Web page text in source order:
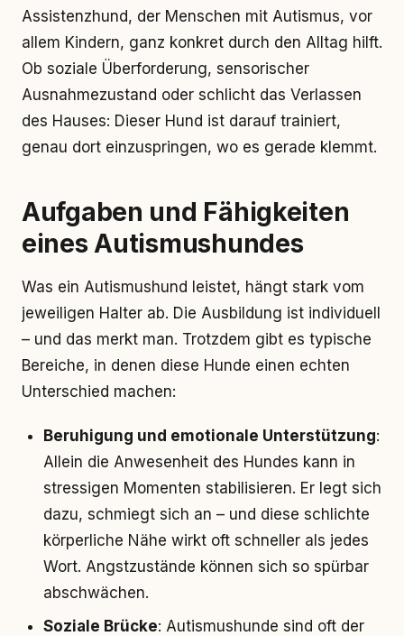
Assistenzhund, der Menschen mit Autismus, vor
allem Kindern, ganz konkret durch den Alltag hilft.
Ob soziale Überforderung, sensorischer
Ausnahmezustand oder schlicht das Verlassen
des Hauses: Dieser Hund ist darauf trainiert,
genau dort einzuspringen, wo es gerade klemmt.
Aufgaben und Fähigkeiten
eines Autismushundes
Was ein Autismushund leistet, hängt stark vom
jeweiligen Halter ab. Die Ausbildung ist individuell
– und das merkt man. Trotzdem gibt es typische
Bereiche, in denen diese Hunde einen echten
Unterschied machen:
Beruhigung und emotionale Unterstützung:
Allein die Anwesenheit des Hundes kann in
stressigen Momenten stabilisieren. Er legt sich
dazu, schmiegt sich an – und diese schlichte
körperliche Nähe wirkt oft schneller als jedes
Wort. Angstzustände können sich so spürbar
abschwächen.
Soziale Brücke: Autismushunde sind oft der